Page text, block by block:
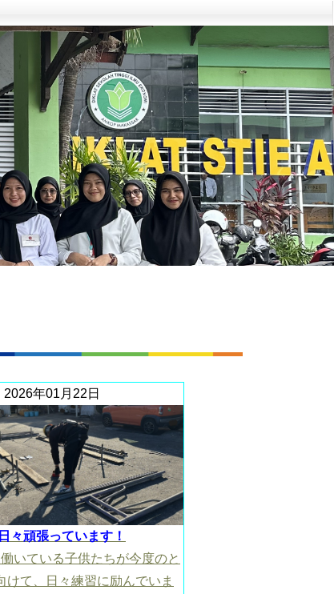
2026年01月22日
々頑張っています！
いている子供たちが今度のと
けて、日々練習に励んでいま